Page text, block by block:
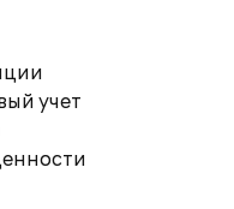
учет